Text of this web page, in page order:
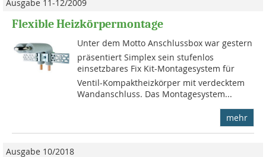
Ausgabe 11-12/2009
Flexible Heizkörpermontage
Unter dem Motto Anschlussbox war gestern
präsentiert Simplex sein stufenlos
einsetzbares Fix Kit-Montagesystem für
Ventil-Kompaktheizkörper mit verdecktem
Wandanschluss. Das Montagesystem...
mehr
Ausgabe 10/2018